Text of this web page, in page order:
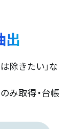
出
除きたい」な
み取得・台帳